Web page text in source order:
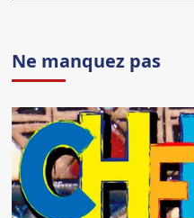
Ne manquez pas